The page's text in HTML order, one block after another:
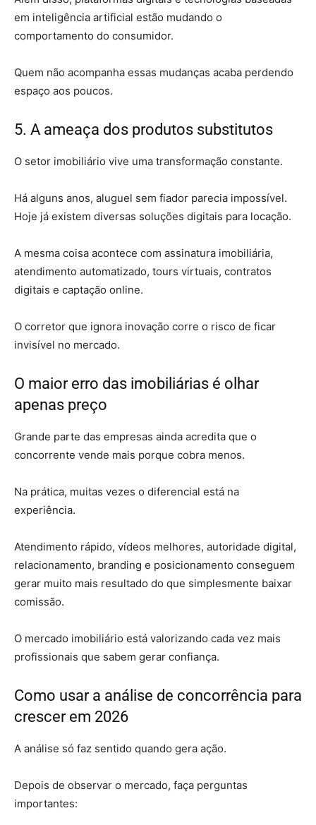
em inteligência artificial estão mudando o
comportamento do consumidor.
Quem não acompanha essas mudanças acaba perdendo
espaço aos poucos.
5. A ameaça dos produtos substitutos
O setor imobiliário vive uma transformação constante.
Há alguns anos, aluguel sem fiador parecia impossível.
Hoje já existem diversas soluções digitais para locação.
A mesma coisa acontece com assinatura imobiliária,
atendimento automatizado, tours virtuais, contratos
digitais e captação online.
O corretor que ignora inovação corre o risco de ficar
invisível no mercado.
O maior erro das imobiliárias é olhar
apenas preço
Grande parte das empresas ainda acredita que o
concorrente vende mais porque cobra menos.
Na prática, muitas vezes o diferencial está na
experiência.
Atendimento rápido, vídeos melhores, autoridade digital,
relacionamento, branding e posicionamento conseguem
gerar muito mais resultado do que simplesmente baixar
comissão.
O mercado imobiliário está valorizando cada vez mais
profissionais que sabem gerar confiança.
Como usar a análise de concorrência para
crescer em 2026
A análise só faz sentido quando gera ação.
Depois de observar o mercado, faça perguntas
importantes: